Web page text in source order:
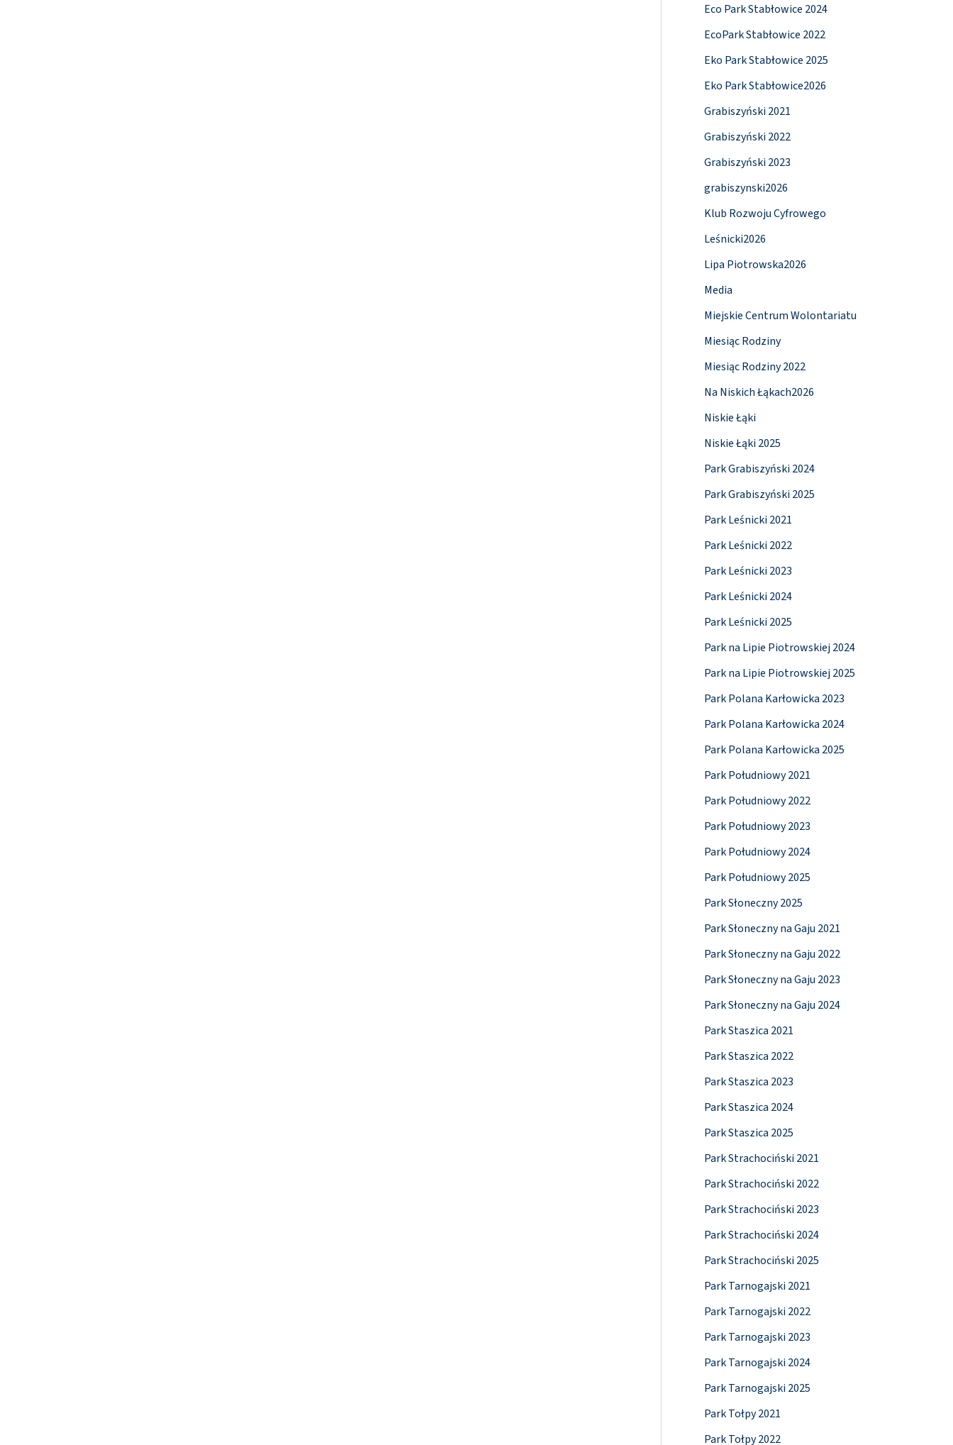
Eco Park Stabłowice 2024
EcoPark Stabłowice 2022
Eko Park Stabłowice 2025
Eko Park Stabłowice2026
Grabiszyński 2021
Grabiszyński 2022
Grabiszyński 2023
grabiszynski2026
Klub Rozwoju Cyfrowego
Leśnicki2026
Lipa Piotrowska2026
Media
Miejskie Centrum Wolontariatu
Miesiąc Rodziny
Miesiąc Rodziny 2022
Na Niskich Łąkach2026
Niskie Łąki
Niskie Łąki 2025
Park Grabiszyński 2024
Park Grabiszyński 2025
Park Leśnicki 2021
Park Leśnicki 2022
Park Leśnicki 2023
Park Leśnicki 2024
Park Leśnicki 2025
Park na Lipie Piotrowskiej 2024
Park na Lipie Piotrowskiej 2025
Park Polana Karłowicka 2023
Park Polana Karłowicka 2024
Park Polana Karłowicka 2025
Park Południowy 2021
Park Południowy 2022
Park Południowy 2023
Park Południowy 2024
Park Południowy 2025
Park Słoneczny 2025
Park Słoneczny na Gaju 2021
Park Słoneczny na Gaju 2022
Park Słoneczny na Gaju 2023
Park Słoneczny na Gaju 2024
Park Staszica 2021
Park Staszica 2022
Park Staszica 2023
Park Staszica 2024
Park Staszica 2025
Park Strachociński 2021
Park Strachociński 2022
Park Strachociński 2023
Park Strachociński 2024
Park Strachociński 2025
Park Tarnogajski 2021
Park Tarnogajski 2022
Park Tarnogajski 2023
Park Tarnogajski 2024
Park Tarnogajski 2025
Park Tołpy 2021
Park Tołpy 2022